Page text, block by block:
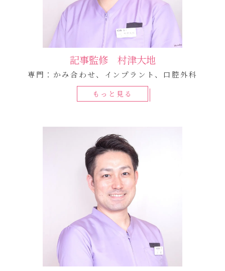
記事監修 村津大地
専門：かみ合わせ、インプラント、口腔外科
もっと見る